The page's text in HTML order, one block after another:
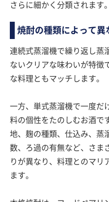
さらに細かく分類されます。
焼酎の種類によって異
連続式蒸溜機で繰り返し蒸
ないクリアな味わいが特徴
な料理ともマッチします。
一方、単式蒸溜機で一度だ
料の個性をたのしむお酒で
地、麹の種類、仕込み、蒸
数、ろ過の有無など、さま
りが異なり、料理とのマリ
ます。